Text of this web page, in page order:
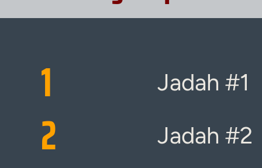
1 Jadah #1
2 Jadah #2